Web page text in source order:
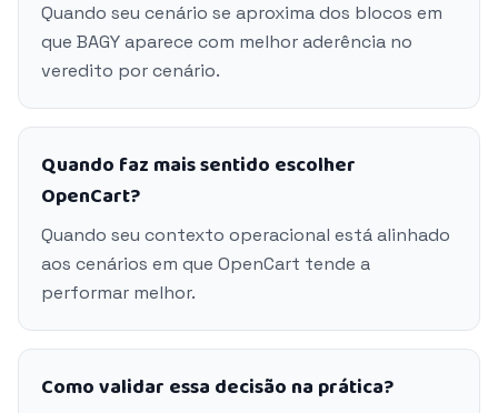
Quando seu cenário se aproxima dos blocos em
que BAGY aparece com melhor aderência no
veredito por cenário.
Quando faz mais sentido escolher
OpenCart?
Quando seu contexto operacional está alinhado
aos cenários em que OpenCart tende a
performar melhor.
Como validar essa decisão na prática?